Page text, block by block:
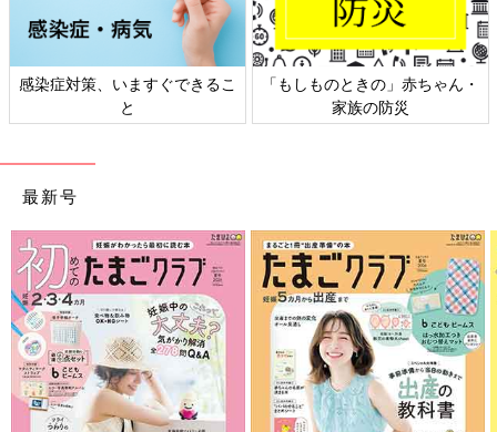
策、いますぐできるこ
「もしものときの」赤ちゃん・
家族の防災
日本外
最新号